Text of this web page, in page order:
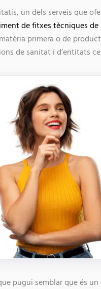
un dels serveis que
de fitxes tècniques
primera o de
de sanitat i d’entitats
pugui semblar que és